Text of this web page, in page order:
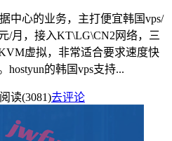
中心的业务，主打便宜韩国vps/
/月，接入KT\LG\CN2网络，三
虚拟，非常适合要求速度快
hostyun的韩国vps支持...
阅读(3081)去评论